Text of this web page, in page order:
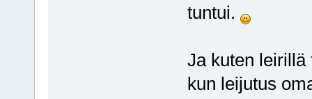
tuntui.
Ja kuten leirillä
kun leijutus